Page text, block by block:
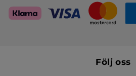
Följ oss